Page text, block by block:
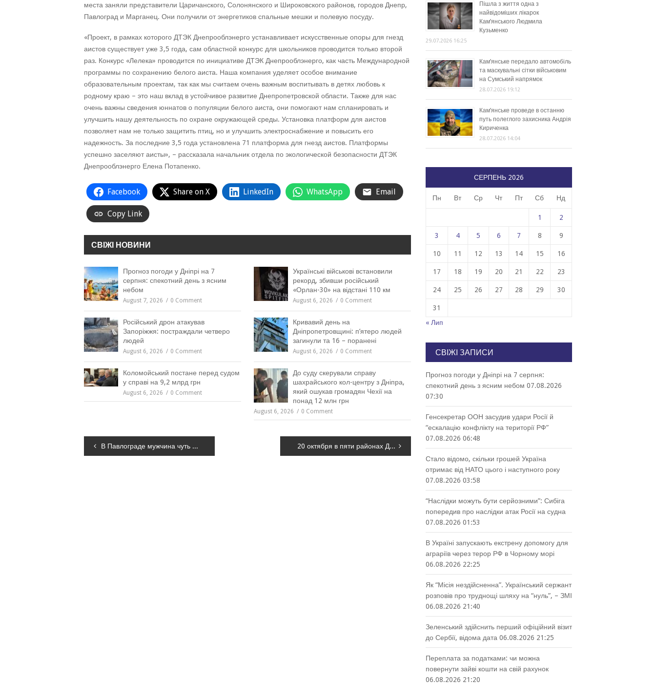
места заняли представители Царичанского, Солонянского и Широковского районов, городов Днепр,
Павлоград и Марганец. Они получили от энергетиков спальные мешки и полевую посуду.
«Проект, в рамках которого ДТЭК Днепрооблэнерго устанавливает искусственные опоры для гнезд
аистов существует уже 3,5 года, сам областной конкурс для школьников проводится только второй
раз. Конкурс «Лелека» проводится по инициативе ДТЭК Днепрооблэнерго, как часть Международной
программы по сохранению белого аиста. Наша компания уделяет особое внимание
образовательным проектам, так как мы считаем очень важным воспитывать в детях любовь к
родному краю – это наш вклад в устойчивое развитие Днепропетровской области. Также для нас
очень важны сведения юннатов о популяции белого аиста, они помогают нам спланировать и
улучшить нашу деятельность по охране окружающей среды. Установка платформ для аистов
позволяет нам не только защитить птиц, но и улучшить электроснабжение и повысить его
надежность. За последние 3,5 года установлена 71 платформа для гнезд аистов. Платформы
успешно заселяют аисты», – рассказала начальник отдела по экологической безопасности ДТЭК
Днепрооблэнерго Елена Потапенко.
Facebook Share on X LinkedIn WhatsApp Email
Copy Link
СВІЖІ НОВИНИ
Прогноз погоди у Дніпрі на 7
серпня: спекотний день з ясним
небом
August 7, 2026 0 Comment
Українські військові встановили
рекорд, збивши російський
«Орлан-30» на відстані 110 км
August 6, 2026 0 Comment
Російський дрон атакував
Запоріжжя: постраждали четверо
людей
August 6, 2026 0 Comment
Кривавий день на
Дніпропетровщині: п’ятеро людей
загинули та 16 – поранені
August 6, 2026 0 Comment
Коломойський постане перед судом
у справі на 9,2 млрд грн
August 6, 2026 0 Comment
До суду скерували справу
шахрайського кол-центру з Дніпра,
який ошукав громадян Чехії на
понад 12 млн грн
August 6, 2026 0 Comment
Навігація
В Павлограде мужчина чуть не сгорел в собственной спальне 20 октября в пяти районах Днепра не будет света
Пішла з життя одна з
найвідоміших лікарок
Кам’янського Людмила
Кузьменко
29.07.2026 16:25
Кам’янське передало автомобіль
та маскувальні сітки військовим
на Сумський напрямок
28.07.2026 19:12
Кам’янське проведе в останню
путь полеглого захисника Андрія
Кириченка
28.07.2026 14:04
СЕРПЕНЬ 2026
Пн Вт Ср Чт Пт Сб Нд
1 2
3 4 5 6 7 8 9
10 11 12 13 14 15 16
17 18 19 20 21 22 23
24 25 26 27 28 29 30
31
« Лип
СВІЖІ ЗАПИСИ
Прогноз погоди у Дніпрі на 7 серпня:
спекотний день з ясним небом 07.08.2026
07:30
Генсекретар ООН засудив удари Росії й
“ескалацію конфлікту на території РФ”
07.08.2026 06:48
Стало відомо, скільки грошей Україна
отримає від НАТО цього і наступного року
07.08.2026 03:58
“Наслідки можуть бути серйозними”: Сибіга
попередив про наслідки атак Росії на судна
07.08.2026 01:53
В Україні запускають екстрену допомогу для
аграріїв через терор РФ в Чорному морі
06.08.2026 22:25
Як “Місія нездійсненна”. Український сержант
розповів про труднощі шляху на “нуль”, – ЗМІ
06.08.2026 21:40
Зеленський здійснить перший офіційний візит
до Сербії, відома дата 06.08.2026 21:25
Переплата за податками: чи можна
повернути зайві кошти на свій рахунок
06.08.2026 21:20